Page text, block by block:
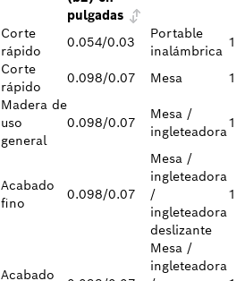
pulgadas
Corte
rápido
0.054/0.03
Portable
inalámbrica
1
Corte
rápido
0.098/0.07 Mesa 1
Madera de
uso
general
0.098/0.07
Mesa /
ingleteadora
1
Acabado
fino
0.098/0.07
Mesa /
ingleteadora
/
ingleteadora
deslizante
1
Acabado
Mesa /
ingleteadora